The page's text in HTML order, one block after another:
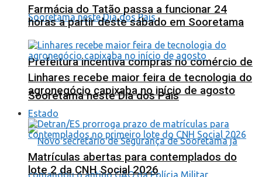
Prefeitura incentiva compras no comércio de
Sooretama neste Dia dos Pais
Farmácia do Tatão passa a funcionar 24
horas a partir deste sábado em Sooretama
Linhares recebe maior feira de tecnologia do
agronegócio capixaba no início de agosto
Estado
Matrículas abertas para contemplados do
lote 2 da CNH Social 2026